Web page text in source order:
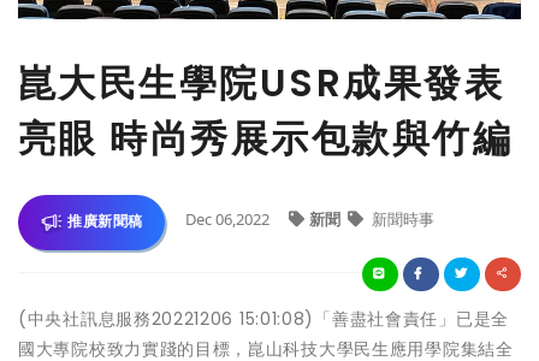
崑大民生學院USR成果發表
亮眼 時尚秀展示包款與竹編
推廣新聞稿 Dec 06,2022 新聞 新聞時事
(中央社訊息服務20221206 15:01:08)「善盡社會責任」已是全
國大專院校致力實踐的目標，崑山科技大學民生應用學院集結全